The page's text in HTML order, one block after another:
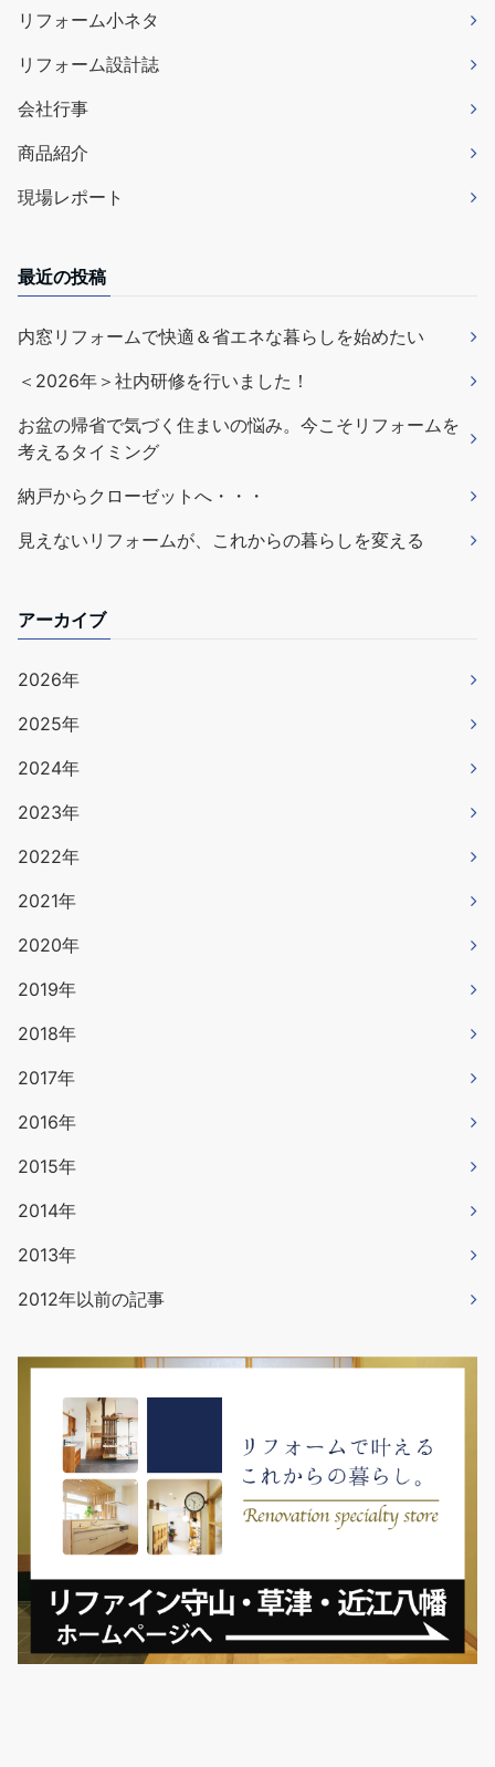
リフォーム小ネタ
リフォーム設計誌
会社行事
商品紹介
現場レポート
最近の投稿
内窓リフォームで快適＆省エネな暮らしを始めたい
＜2026年＞社内研修を行いました！
お盆の帰省で気づく住まいの悩み。今こそリフォームを
考えるタイミング
納戸からクローゼットへ・・・
見えないリフォームが、これからの暮らしを変える
アーカイブ
2026年
2025年
2024年
2023年
2022年
2021年
2020年
2019年
2018年
2017年
2016年
2015年
2014年
2013年
2012年以前の記事